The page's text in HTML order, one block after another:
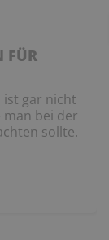
FÜR
ist gar nicht
man bei der
sollte.